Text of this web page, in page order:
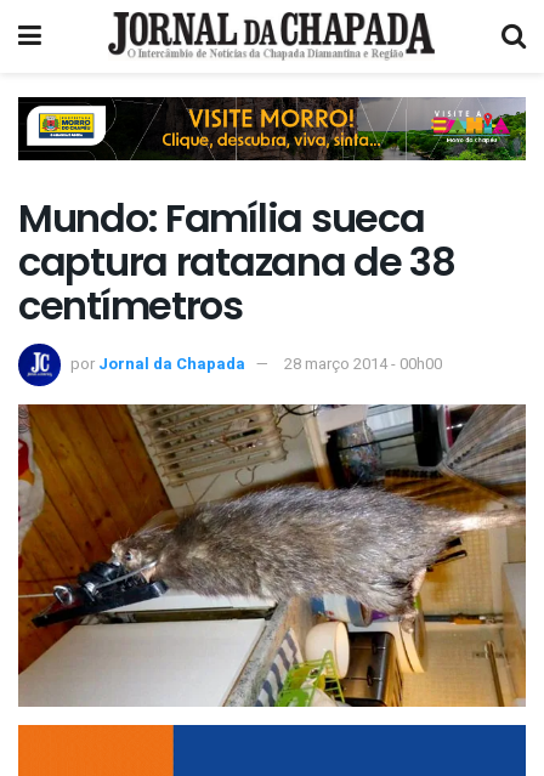
Mundo: Família sueca
captura ratazana de 38
centímetros
por Jornal da Chapada 28 março 2014 - 00h00